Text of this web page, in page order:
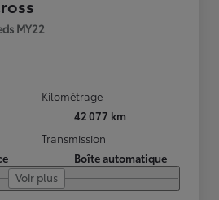
MY22
Kilométrage
42 077 km
Transmission
Boîte automatique
Voir plus